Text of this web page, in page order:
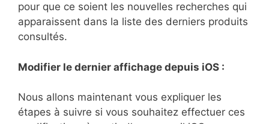
pour que ce soient les nouvelles recherches qui
apparaissent dans la liste des derniers produits
consultés.
Modifier le dernier affichage depuis iOS :
Nous allons maintenant vous expliquer les
étapes à suivre si vous souhaitez effectuer ces